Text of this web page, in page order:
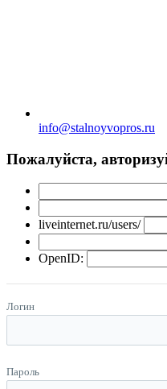
info@stalnoyvopros.ru
Пожалуйста,
liveinternet.ru/users/
OpenID:
Логин
Пароль